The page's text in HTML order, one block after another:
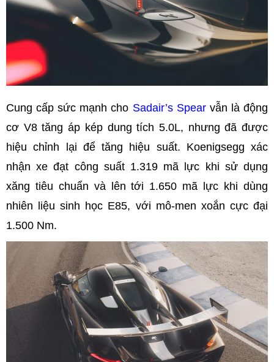
Cung cấp sức mạnh cho Sadair’s Spearvẫn là động
cơ V8 tăng áp kép dung tích 5.0L, nhưng đã được
hiệu chỉnh lại để tăng hiệu suất. Koenigsegg xác
nhận xe đạt công suất 1.319 mã lực khi sử dụng
xăng tiêu chuẩn và lên tới 1.650 mã lực khi dùng
nhiên liệu sinh học E85, với mô-men xoắn cực đại
1.500 Nm.